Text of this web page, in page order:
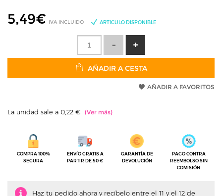
5,49€ IVA INCLUIDO ARTÍCULO DISPONIBLE
AÑADIR A CESTA
AÑADIR A FAVORITOS
La unidad sale a 0,22 €
COMPRA 100%
SEGURA
ENVÍO GRATIS A
PARTIR DE 50 €
GARANTÍA DE
DEVOLUCIÓN
PAGO CONTRA
REEMBOLSO SIN
COMISIÓN
Haz tu pedido ahora y recíbelo entre el 11 y el 12 de